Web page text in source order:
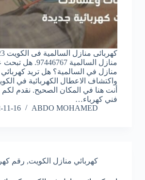
منازل السالمية
منازل في السالمية؟ هل تريد كهربائي
واكتشاف الاعطال الكهربائية في
أنت هنا في المكان الصحيح. نقدم
فني كهرباء…
ABDO MOHAMED
11-16
كهربائي منازل الكويت, رقم